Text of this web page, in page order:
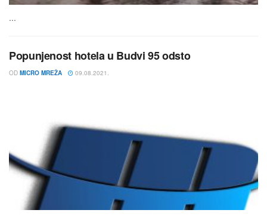
...
Popunjenost hotela u Budvi 95 odsto
OD MICRO MREŽA 09.08.2021.